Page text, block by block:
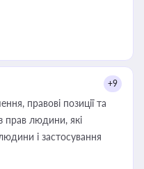
+9
правові позиції та
прав людини, які
і застосування